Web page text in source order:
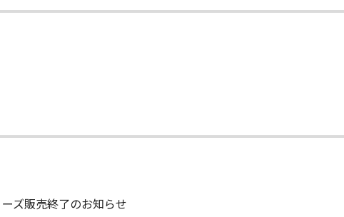
ズ販売終了のお知らせ